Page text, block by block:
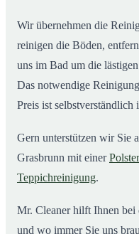
Wir übernehmen die
reinigen die Böden,
uns im Bad um die
Das notwendige
Preis ist
Gern unterstützen wir Sie
Grasbrunn mit einer
Teppichreinigung.
Mr. Cleaner hilft Ihnen bei
und wo immer Sie uns